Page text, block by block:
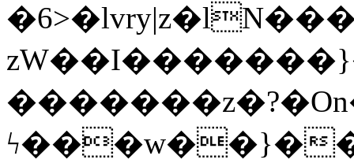
ϟ���w��}�